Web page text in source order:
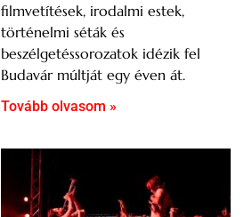
filmvetítések, irodalmi estek,
történelmi séták és
beszélgetéssorozatok idézik fel
Budavár múltját egy éven át.
Tovább olvasom »